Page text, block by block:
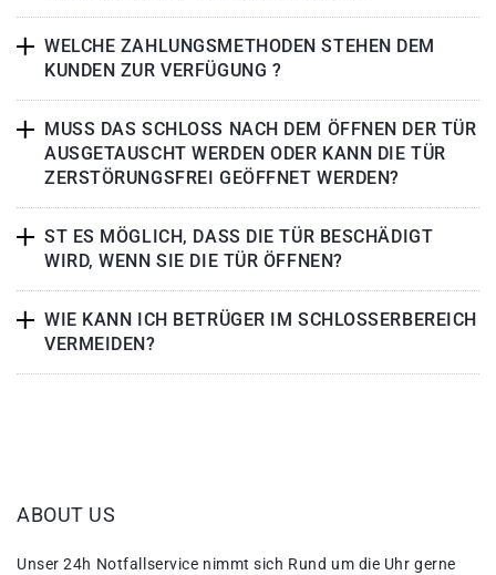
WELCHE ZAHLUNGSMETHODEN STEHEN DEM
KUNDEN ZUR VERFÜGUNG ?
MUSS DAS SCHLOSS NACH DEM ÖFFNEN DER TÜR
AUSGETAUSCHT WERDEN ODER KANN DIE TÜR
ZERSTÖRUNGSFREI GEÖFFNET WERDEN?
ST ES MÖGLICH, DASS DIE TÜR BESCHÄDIGT
WIRD, WENN SIE DIE TÜR ÖFFNEN?
WIE KANN ICH BETRÜGER IM SCHLOSSERBEREICH
VERMEIDEN?
ABOUT US
Unser 24h Notfallservice nimmt sich Rund um die Uhr gerne